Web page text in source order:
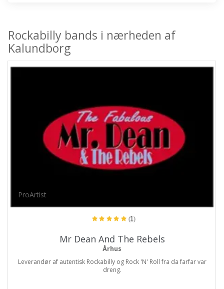
Rockabilly bands i nærheden af
Kalundborg
ProArtist
(1)
Mr Dean And The Rebels
Århus
Leverandør af autentisk Rockabilly og Rock 'N' Roll fra da farfar var
dreng.